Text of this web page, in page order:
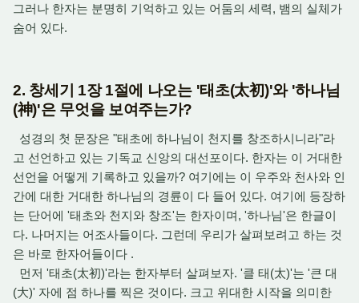
그러나 한자는 분명히 기억하고 있는 어둠의 세력, 뱀의 실체가
숨어 있다.
2. 창세기 1장 1절에 나오는 '태초(太初)'와 '하나님
(神)'은 무엇을 보여주는가?
성경의 첫 문장은 "태초에 하나님이 천지를 창조하시니라"라
고 선언하고 있는 기독교 신앙의 대선포이다. 한자는 이 거대한
선언을 어떻게 기록하고 있을까? 여기에는 이 우주와 천사와 인
간에 대한 거대한 하나님의 경륜이 다 들어 있다. 여기에 등장하
는 단어에 '태초와 천지와 창조'는 한자이며, '하나님'은 한글이
다. 나머지는 어조사들이다. 그런데 우리가 살펴보려고 하는 것
은 바로 한자어들이다 .
먼저 '태초(太初)'라는 한자부터 살펴보자. '클 태(太)'는 '큰 대
(大)' 자에 점 하나를 찍은 것이다. 크고 위대한 시작을 의미한